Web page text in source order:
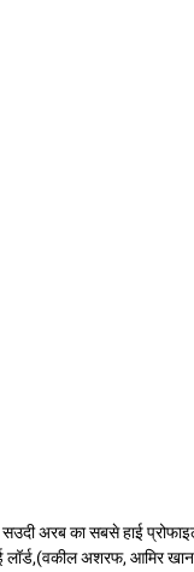
अरब का सबसे हाई
लॉर्ड,(वकील अशरफ,